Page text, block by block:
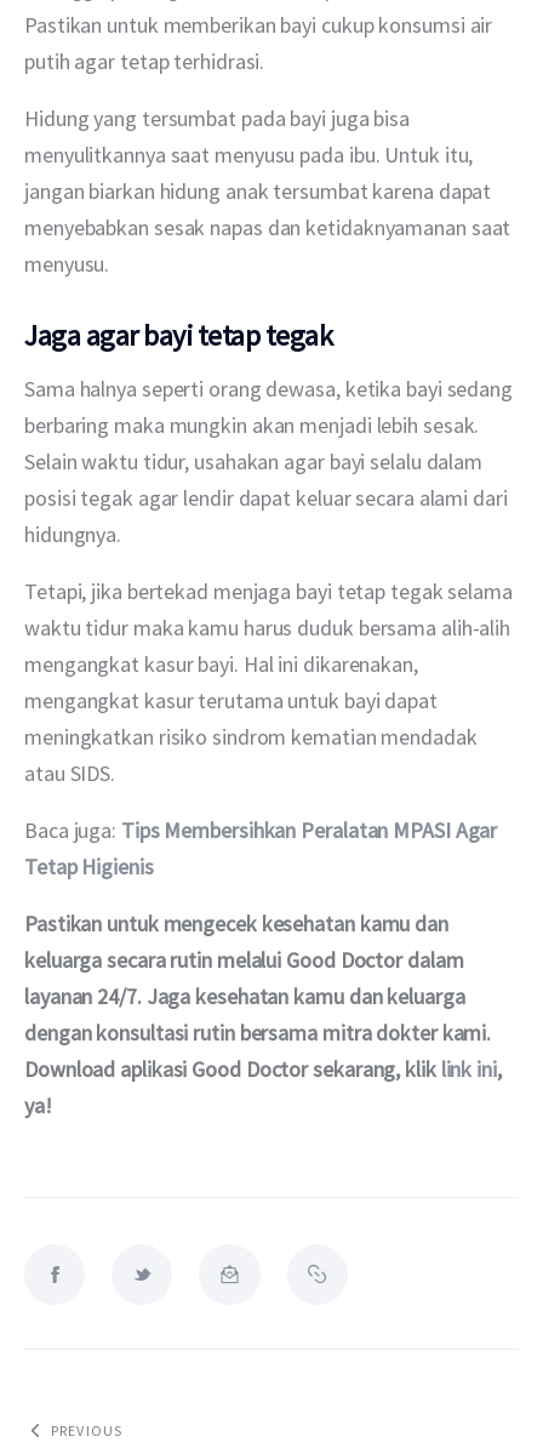
Pastikan untuk memberikan bayi cukup konsumsi air
putih agar tetap terhidrasi.
Hidung yang tersumbat pada bayi juga bisa
menyulitkannya saat menyusu pada ibu. Untuk itu,
jangan biarkan hidung anak tersumbat karena dapat
menyebabkan sesak napas dan ketidaknyamanan saat
menyusu.
Jaga agar bayi tetap tegak
Sama halnya seperti orang dewasa, ketika bayi sedang
berbaring maka mungkin akan menjadi lebih sesak.
Selain waktu tidur, usahakan agar bayi selalu dalam
posisi tegak agar lendir dapat keluar secara alami dari
hidungnya.
Tetapi, jika bertekad menjaga bayi tetap tegak selama
waktu tidur maka kamu harus duduk bersama alih-alih
mengangkat kasur bayi. Hal ini dikarenakan,
mengangkat kasur terutama untuk bayi dapat
meningkatkan risiko sindrom kematian mendadak
atau SIDS.
Baca juga: Tips Membersihkan Peralatan MPASI Agar
Tetap Higienis
Pastikan untuk mengecek kesehatan kamu dan
keluarga secara rutin melalui Good Doctor dalam
layanan 24/7. Jaga kesehatan kamu dan keluarga
dengan konsultasi rutin bersama mitra dokter kami.
Download aplikasi Good Doctor sekarang, klik link ini,
ya!
PREVIOUS